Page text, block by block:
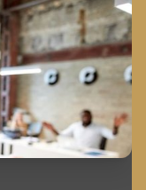
ustvarja
na zaznavo